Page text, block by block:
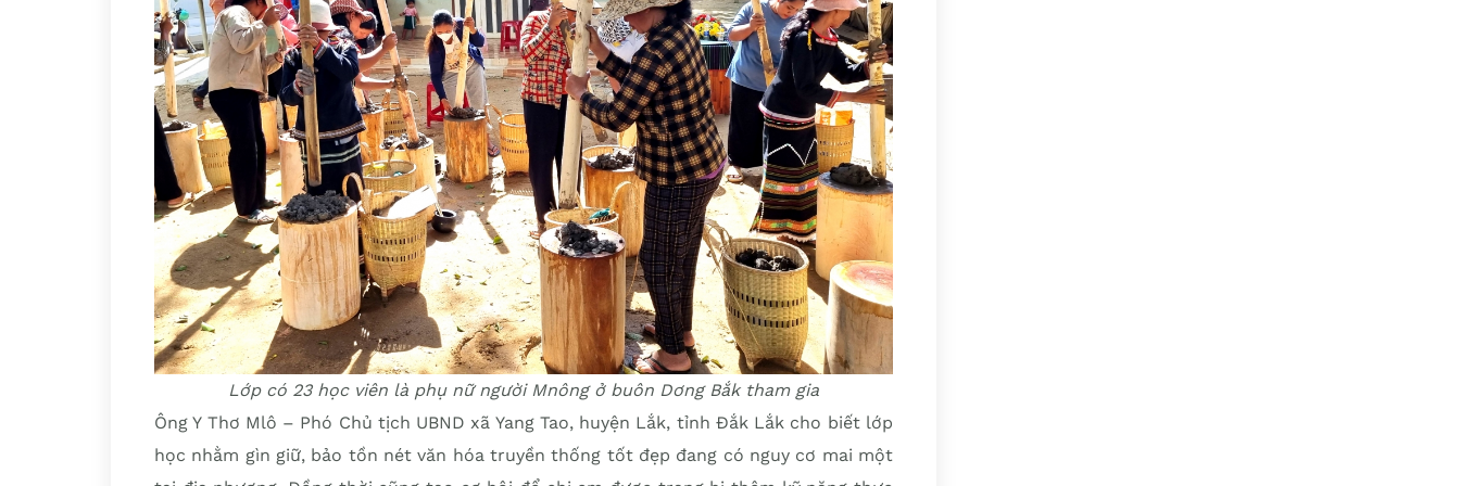
Lớp có 23 học viên là phụ nữ người Mnông ở buôn Dơng Bắk tham gia
Ông Y Thơ Mlô – Phó Chủ tịch UBND xã Yang Tao, huyện Lắk, tỉnh Đắk Lắk cho biết lớp
học nhằm gìn giữ, bảo tồn nét văn hóa truyền thống tốt đẹp đang có nguy cơ mai một